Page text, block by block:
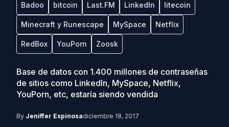
Badoo bitcoin Last.FM LinkedIn litecoin
Minecraft y Runescape MySpace Netflix
RedBox YouPorn Zoosk
Base de datos con 1.400 millones de contraseñas
de sitios como LinkedIn, MySpace, Netflix,
YouPorn, etc, estaría siendo vendida
By Jeniffer Espinosadiciembre 18, 2017